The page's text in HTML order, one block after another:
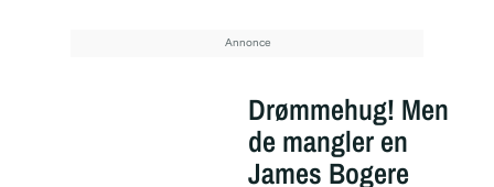
Drømmehug! Men
de mangler en
James Bogere